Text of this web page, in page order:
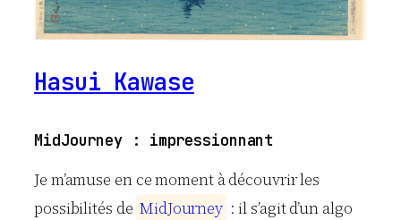
Hasui Kawase
MidJourney : impressionnant
Je m’amuse en ce moment à découvrir les
possibilités de MidJourney : il s’agit d’un algo